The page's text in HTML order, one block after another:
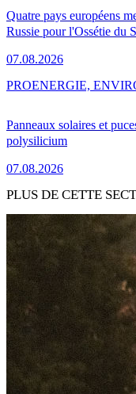
Quatre pays européens
Russie pour l'Ossétie du
07.08.2026
Panneaux solaires et
polysilicium
07.08.2026
PROENERGIE,
PLUS DE CETTE